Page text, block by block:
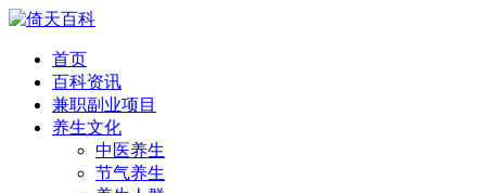
首页
百科资讯
兼职副业项目
养生文化
中医养生
节气养生